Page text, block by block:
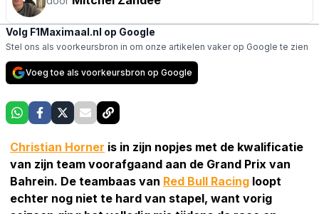
Volg F1Maximaal.nl op Google
Stel ons als voorkeursbron in om onze artikelen vaker op Google te zien
Voeg toe als voorkeursbron op Google
Christian Horner is in zijn nopjes met de kwalificatie
van zijn team voorafgaand aan de Grand Prix van
Bahrein. De teambaas van Red Bull Racing loopt
echter nog niet te hard van stapel, want vorig